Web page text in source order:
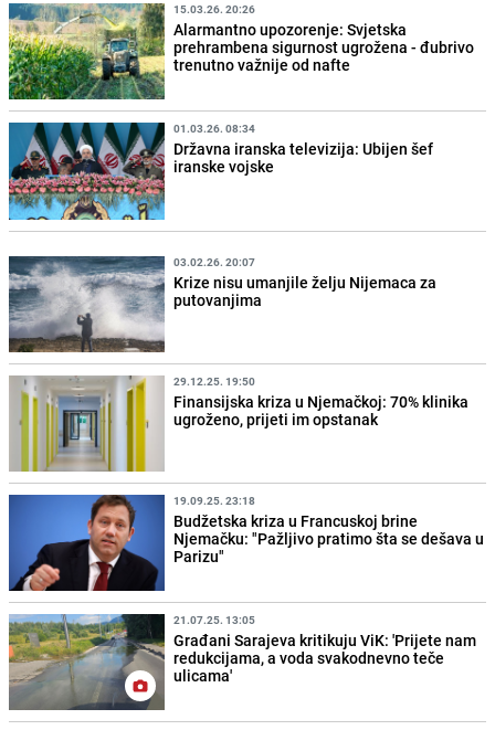
15.03.26. 20:26
Alarmantno upozorenje: Svjetska
prehrambena sigurnost ugrožena - đubrivo
trenutno važnije od nafte
01.03.26. 08:34
Državna iranska televizija: Ubijen šef
iranske vojske
03.02.26. 20:07
Krize nisu umanjile želju Nijemaca za
putovanjima
29.12.25. 19:50
Finansijska kriza u Njemačkoj: 70% klinika
ugroženo, prijeti im opstanak
19.09.25. 23:18
Budžetska kriza u Francuskoj brine
Njemačku: "Pažljivo pratimo šta se dešava u
Parizu"
21.07.25. 13:05
Građani Sarajeva kritikuju ViK: 'Prijete nam
redukcijama, a voda svakodnevno teče
ulicama'